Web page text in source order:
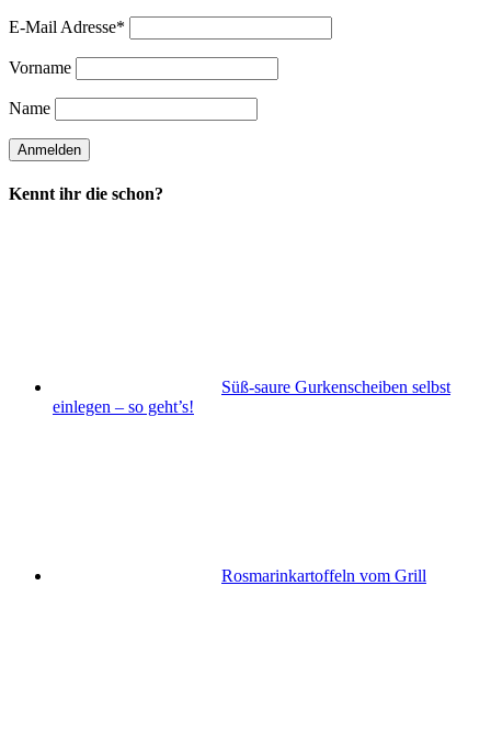
E-Mail Adresse*
Vorname
Name
Kennt ihr die schon?
Süß-saure Gurkenscheiben selbst
einlegen – so geht’s!
Rosmarinkartoffeln vom Grill